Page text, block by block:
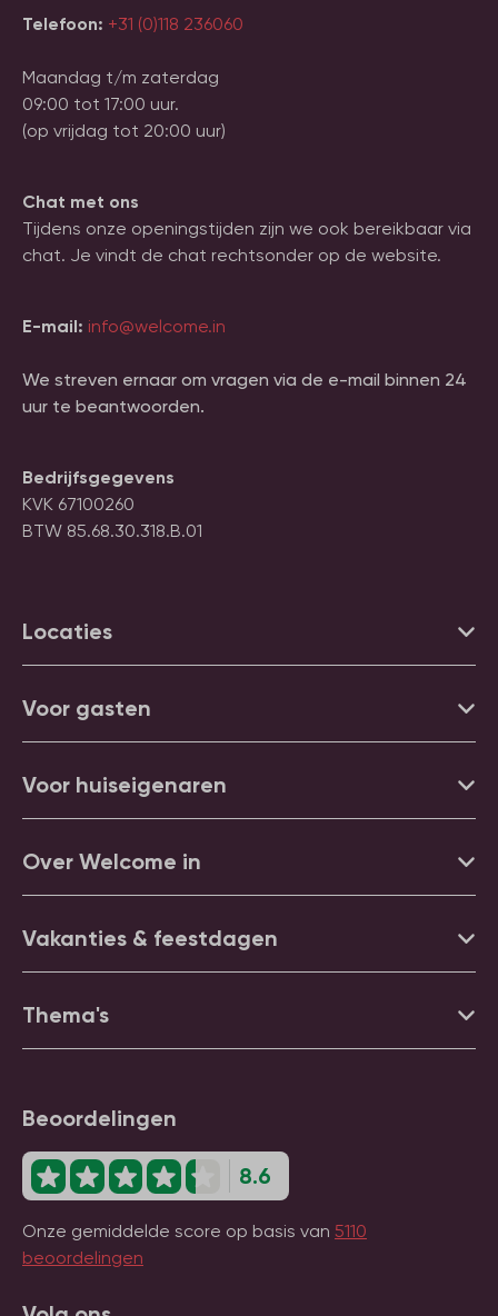
Telefoon: +31 (0)118 236060
Maandag t/m zaterdag
09:00 tot 17:00 uur.
(op vrijdag tot 20:00 uur)
Chat met ons
Tijdens onze openingstijden zijn we ook bereikbaar via
chat. Je vindt de chat rechtsonder op de website.
E-mail: info@welcome.in
We streven ernaar om vragen via de e-mail binnen 24
uur te beantwoorden.
Bedrijfsgegevens
KVK 67100260
BTW 85.68.30.318.B.01
Locaties
Voor gasten
Voor huiseigenaren
Over Welcome in
Vakanties & feestdagen
Thema's
Beoordelingen
8.6
Onze gemiddelde score op basis van 5110
beoordelingen